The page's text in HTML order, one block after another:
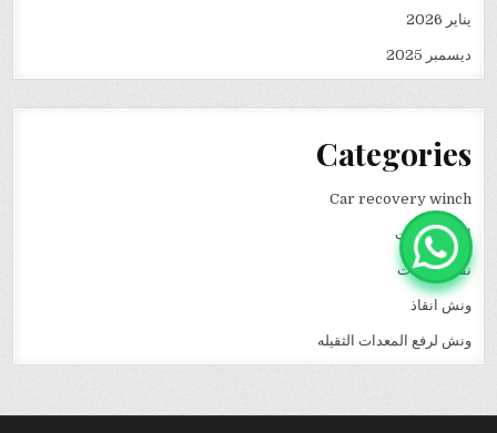
يناير 2026
ديسمبر 2025
Categories
Car recovery winch
انقاذ سيارات
نقل كرفانات
ونش انقاذ
ونش لرفع المعدات الثقيله